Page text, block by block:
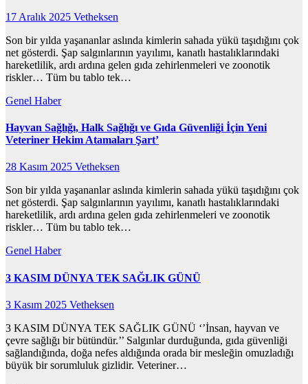
17 Aralık 2025 Vetheksen
Son bir yılda yaşananlar aslında kimlerin sahada yükü taşıdığını çok
net gösterdi. Şap salgınlarının yayılımı, kanatlı hastalıklarındaki
hareketlilik, ardı ardına gelen gıda zehirlenmeleri ve zoonotik
riskler… Tüm bu tablo tek…
Genel Haber
Hayvan Sağlığı, Halk Sağlığı ve Gıda Güvenliği İçin Yeni
Veteriner Hekim Atamaları Şart’
28 Kasım 2025 Vetheksen
Son bir yılda yaşananlar aslında kimlerin sahada yükü taşıdığını çok
net gösterdi. Şap salgınlarının yayılımı, kanatlı hastalıklarındaki
hareketlilik, ardı ardına gelen gıda zehirlenmeleri ve zoonotik
riskler… Tüm bu tablo tek…
Genel Haber
3 KASIM DÜNYA TEK SAĞLIK GÜNÜ
3 Kasım 2025 Vetheksen
3 KASIM DÜNYA TEK SAĞLIK GÜNÜ ‘’İnsan, hayvan ve
çevre sağlığı bir bütündür.’’ Salgınlar durduğunda, gıda güvenliği
sağlandığında, doğa nefes aldığında orada bir mesleğin omuzladığı
büyük bir sorumluluk gizlidir. Veteriner…